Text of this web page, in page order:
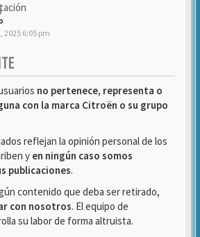
2025 6:05 pm
no pertenece, representa o
con la marca Citroën o su grupo
reflejan la opinión personal de los
y en ningún caso somos
publicaciones.
contenido que deba ser retirado,
con nosotros. El equipo de
su labor de forma altruista.